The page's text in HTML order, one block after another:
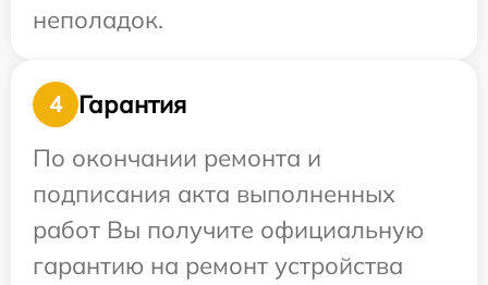
неполадок.
4
Гарантия
По окончании ремонта и
подписания акта выполненных
работ Вы получите официальную
гарантию на ремонт устройства